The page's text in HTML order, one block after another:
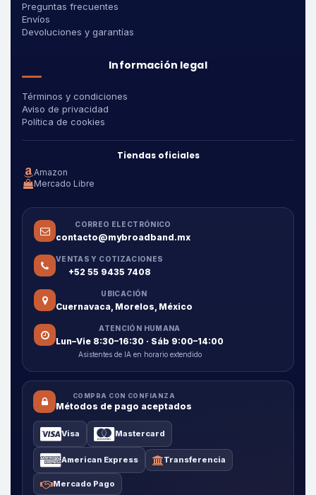
Preguntas frecuentes
Envíos
Devoluciones y garantías
Información legal
Términos y condiciones
Aviso de privacidad
Política de cookies
Tiendas oficiales
Amazon
Mercado Libre
CORREO ELECTRÓNICO
contacto@mybroadband.mx
VENTAS Y COTIZACIONES
+52 55 9435 7408
UBICACIÓN
Cuernavaca, Morelos, México
ATENCIÓN HUMANA
Lun–Vie 8:30–16:30 · Sáb 9:00–14:00
Asistentes de IA en horario extendido
COMPRA CON CONFIANZA
Métodos de pago aceptados
Visa Mastercard
American Express Transferencia
Mercado Pago